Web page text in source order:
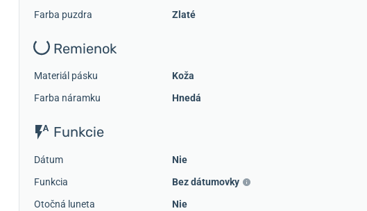
Farba puzdra
Zlaté
Remienok
Materiál pásku
Koža
Farba náramku
Hnedá
Funkcie
Dátum
Nie
Funkcia
Bez dátumovky
Otočná luneta
Nie